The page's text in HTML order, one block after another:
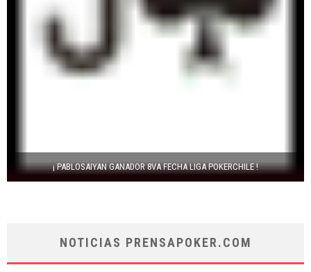
¡ PABLOSAIYAN GANADOR 8VA FECHA LIGA POKERCHILE !
NOTICIAS PRENSAPOKER.COM